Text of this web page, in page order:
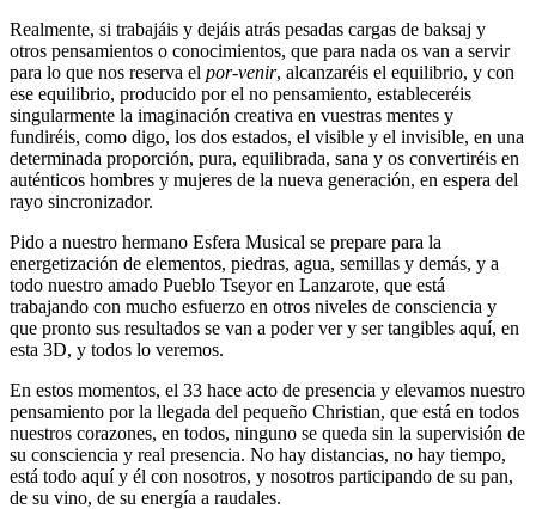
Realmente, si trabajáis y dejáis atrás pesadas cargas de baksaj y
otros pensamientos o conocimientos, que para nada os van a servir
para lo que nos reserva el por-venir, alcanzaréis el equilibrio, y con
ese equilibrio, producido por el no pensamiento, estableceréis
singularmente la imaginación creativa en vuestras mentes y
fundiréis, como digo, los dos estados, el visible y el invisible, en una
determinada proporción, pura, equilibrada, sana y os convertiréis en
auténticos hombres y mujeres de la nueva generación, en espera del
rayo sincronizador.
Pido a nuestro hermano Esfera Musical se prepare para la
energetización de elementos, piedras, agua, semillas y demás, y a
todo nuestro amado Pueblo Tseyor en Lanzarote, que está
trabajando con mucho esfuerzo en otros niveles de consciencia y
que pronto sus resultados se van a poder ver y ser tangibles aquí, en
esta 3D, y todos lo veremos.
En estos momentos, el 33 hace acto de presencia y elevamos nuestro
pensamiento por la llegada del pequeño Christian, que está en todos
nuestros corazones, en todos, ninguno se queda sin la supervisión de
su consciencia y real presencia. No hay distancias, no hay tiempo,
está todo aquí y él con nosotros, y nosotros participando de su pan,
de su vino, de su energía a raudales.